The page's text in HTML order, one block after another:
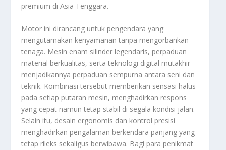
premium di Asia Tenggara.
Motor ini dirancang untuk pengendara yang
mengutamakan kenyamanan tanpa mengorbankan
tenaga. Mesin enam silinder legendaris, perpaduan
material berkualitas, serta teknologi digital mutakhir
menjadikannya perpaduan sempurna antara seni dan
teknik. Kombinasi tersebut memberikan sensasi halus
pada setiap putaran mesin, menghadirkan respons
yang cepat namun tetap stabil di segala kondisi jalan.
Selain itu, desain ergonomis dan kontrol presisi
menghadirkan pengalaman berkendara panjang yang
tetap rileks sekaligus berwibawa. Bagi para penikmat